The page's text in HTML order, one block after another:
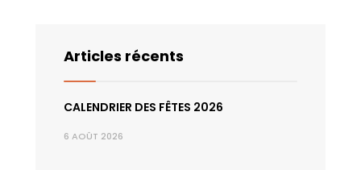
Articles récents
CALENDRIER DES FÊTES 2026
6 AOÛT 2026